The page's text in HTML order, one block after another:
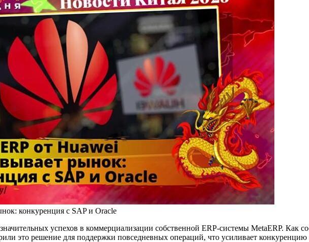
конкуренция с SAP и Oracle
успехов в коммерциализации собственной ERP-системы MetaERP. Как
это решение для поддержки повседневных операций, что усиливает